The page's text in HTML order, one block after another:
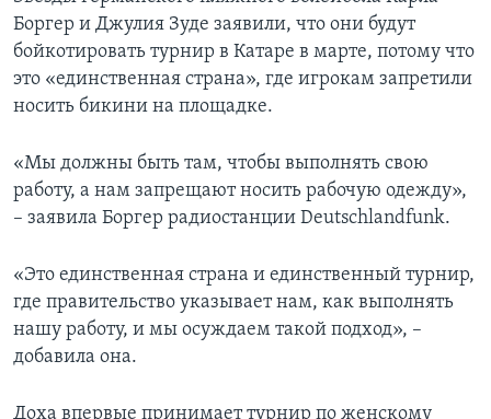
Боргер и Джулия Зуде заявили, что они будут
бойкотировать турнир в Катаре в марте, потому что
это «единственная страна», где игрокам запретили
носить бикини на площадке.
«Мы должны быть там, чтобы выполнять свою
работу, а нам запрещают носить рабочую одежду»,
– заявила Боргер радиостанции Deutschlandfunk.
«Это единственная страна и единственный турнир,
где правительство указывает нам, как выполнять
нашу работу, и мы осуждаем такой подход», –
добавила она.
Доха впервые принимает турнир по женскому